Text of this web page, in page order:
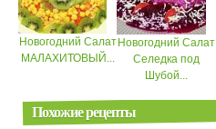
Новогодний Салат
МАЛАХИТОВЫЙ...
Новогодний Салат
Селедка под
Шубой...
Похожие рецепты